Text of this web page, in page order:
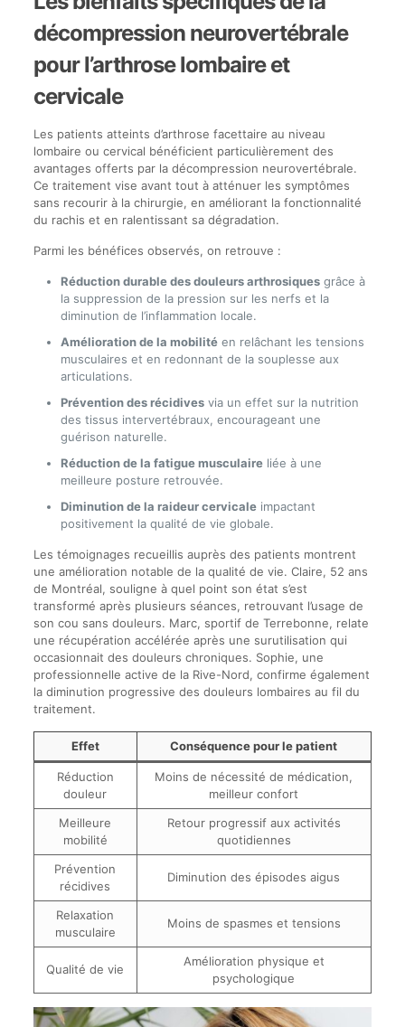
décompression neurovertébrale
pour l’arthrose lombaire et
cervicale
Les patients atteints d’arthrose facettaire au niveau
lombaire ou cervical bénéficient particulièrement des
avantages offerts par la décompression neurovertébrale.
Ce traitement vise avant tout à atténuer les symptômes
sans recourir à la chirurgie, en améliorant la fonctionnalité
du rachis et en ralentissant sa dégradation.
Parmi les bénéfices observés, on retrouve :
Réduction durable des douleurs arthrosiquesgrâce à
la suppression de la pression sur les nerfs et la
diminution de l’inflammation locale.
Amélioration de la mobilitéen relâchant les tensions
musculaires et en redonnant de la souplesse aux
articulations.
Prévention des récidivesvia un effet sur la nutrition
des tissus intervertébraux, encourageant une
guérison naturelle.
Réduction de la fatigue musculaireliée à une
meilleure posture retrouvée.
Diminution de la raideur cervicaleimpactant
positivement la qualité de vie globale.
Les témoignages recueillis auprès des patients montrent
une amélioration notable de la qualité de vie. Claire, 52 ans
de Montréal, souligne à quel point son état s’est
transformé après plusieurs séances, retrouvant l’usage de
son cou sans douleurs. Marc, sportif de Terrebonne, relate
une récupération accélérée après une surutilisation qui
occasionnait des douleurs chroniques. Sophie, une
professionnelle active de la Rive-Nord, confirme également
la diminution progressive des douleurs lombaires au fil du
traitement.
Effet Conséquence pour le patient
Réduction
douleur
Moins de nécessité de médication,
meilleur confort
Meilleure
mobilité
Retour progressif aux activités
quotidiennes
Prévention
récidives
Diminution des épisodes aigus
Relaxation
musculaire
Moins de spasmes et tensions
Qualité de vie
Amélioration physique et
psychologique